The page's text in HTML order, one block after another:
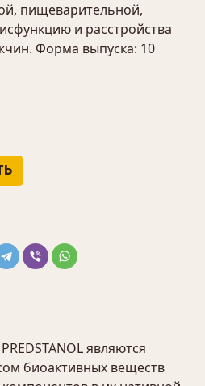
пищеварительной,
и расстройства
Форма выпуска: 10
являются
биоактивных веществ